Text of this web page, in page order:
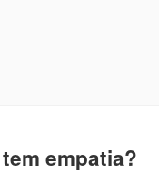
empatia?